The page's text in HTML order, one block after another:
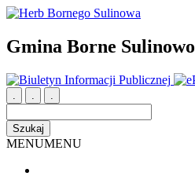
Gmina Borne Sulinowo
MENUMENU